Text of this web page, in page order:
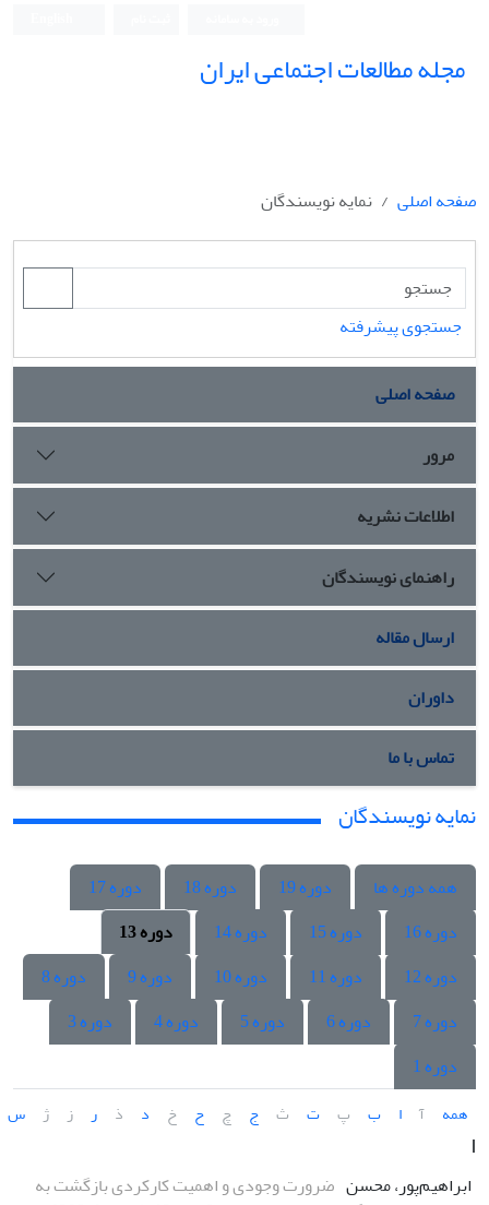
مجله مطالعات اجتماعی ایران
صفحه اصلی نمایه نویسندگان
جستجوی پیشرفته
صفحه اصلی
مرور
اطلاعات نشریه
راهنمای نویسندگان
ارسال مقاله
داوران
تماس با ما
نمایه نویسندگان
همه دوره ها دوره 19 دوره 18
دوره 17
دوره 16
دوره 15 دوره 14
دوره 13
دوره 12
دوره 11 دوره 10 دوره 9
دوره 8
دوره 7
دوره 6 دوره 5 دوره 4
دوره 3
دوره 1
همه آ ا ب پ ت ث ج چ ح خ د ذ ر ز ژ س
ا
ابراهیم‌پور، محسن ضرورت وجودی و اهمیت کارکردی بازگشت به